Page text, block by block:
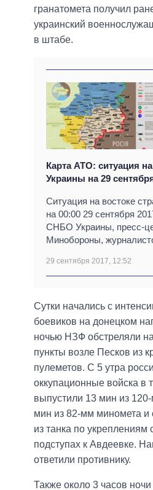
гранатомета получил
украинский
в штабе.
Карта АТО: ситуация
Украины на 29
Ситуация на востоке
на 00:00 29 сентября
СНБО Украины, пресс-
Минобороны,
29 сентября 2017, 12:52
Сутки начались с
боевиков на донецком
ночью НЗФ обстреляли
пункты возле Песков из
пулеметов. С 5 утра
оккупационные войска в
выпустили 13 мин из
мин из 82-мм миномета и
из танка по укреплениям
подступах к Авдеевке.
ответили противнику.
Также около 3 часов